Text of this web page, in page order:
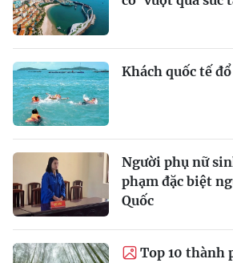
Khách quốc tế
Người phụ nữ
phạm đặc biệt
Quốc
Top 10 thành